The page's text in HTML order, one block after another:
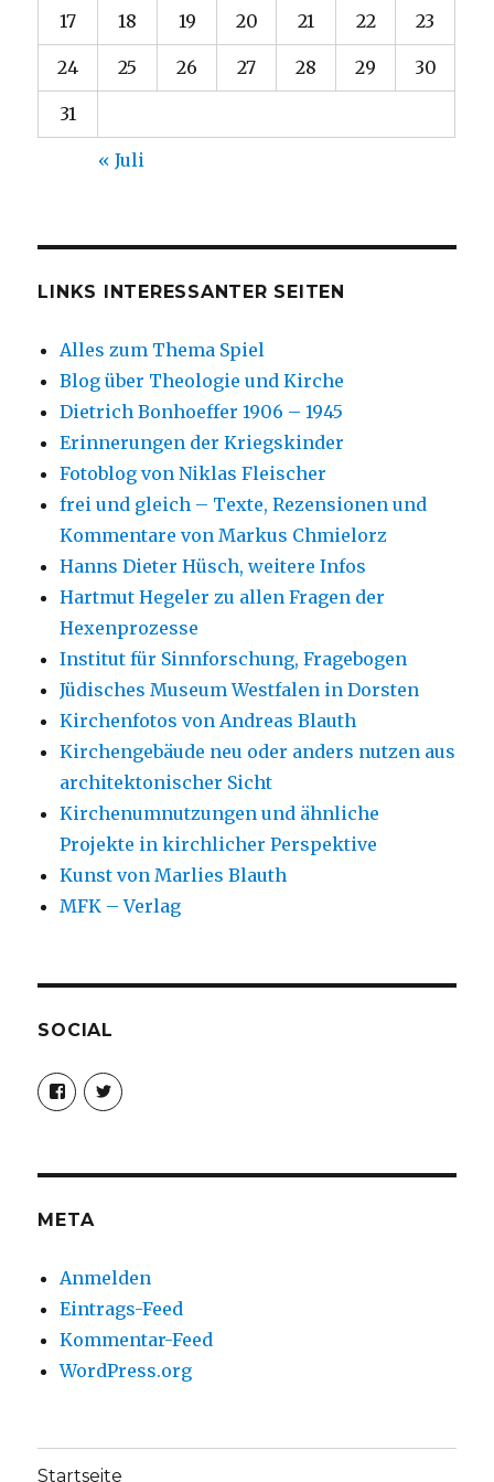
17 18 19 20 21 22 23
24 25 26 27 28 29 30
31
« Juli
LINKS INTERESSANTER SEITEN
Alles zum Thema Spiel
Blog über Theologie und Kirche
Dietrich Bonhoeffer 1906 – 1945
Erinnerungen der Kriegskinder
Fotoblog von Niklas Fleischer
frei und gleich – Texte, Rezensionen und
Kommentare von Markus Chmielorz
Hanns Dieter Hüsch, weitere Infos
Hartmut Hegeler zu allen Fragen der
Hexenprozesse
Institut für Sinnforschung, Fragebogen
Jüdisches Museum Westfalen in Dorsten
Kirchenfotos von Andreas Blauth
Kirchengebäude neu oder anders nutzen aus
architektonischer Sicht
Kirchenumnutzungen und ähnliche
Projekte in kirchlicher Perspektive
Kunst von Marlies Blauth
MFK – Verlag
SOCIAL
Profil
von
christoph.fleischer1
anzeigen
Profil
von
anzeigen
META
Anmelden
Eintrags-Feed
Kommentar-Feed
WordPress.org
Startseite